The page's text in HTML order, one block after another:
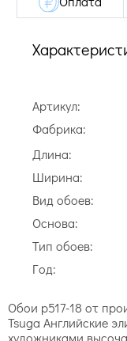
Артикул:
Фабрика:
Длина:
Ширина:
Вид обоев:
Основа:
Тип обоев:
Год:
Обои p517-18 от
Tsuga Английские